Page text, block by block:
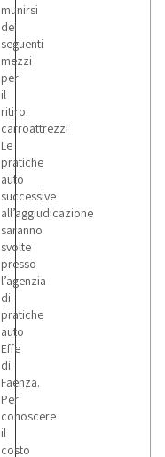
munirsi
dei
seguenti
mezzi
per
il
ritiro:
carroattrezzi
Le
pratiche
auto
successive
all’aggiudicazione
saranno
svolte
presso
l’agenzia
di
pratiche
auto
Effe
di
Faenza.
Per
conoscere
il
costo